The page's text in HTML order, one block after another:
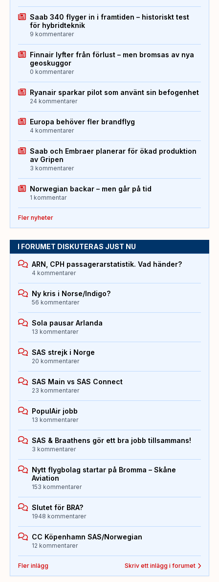
Saab 340 flyger in i framtiden – historiskt test
för hybridteknik
9 kommentarer
Finnair lyfter från förlust – men bromsas av nya
geoskuggor
0 kommentarer
Ryanair sparkar pilot som använt sin befogenhet
24 kommentarer
Europa behöver fler brandflyg
4 kommentarer
Saab och Embraer planerar för ökad produktion
av Gripen
3 kommentarer
Norwegian backar – men går på tid
1 kommentar
Fler nyheter
I FORUMET DISKUTERAS JUST NU
ARN, CPH passagerarstatistik. Vad händer?
4 kommentarer
Ny kris i Norse/Indigo?
56 kommentarer
Sola pausar Arlanda
13 kommentarer
SAS strejk i Norge
20 kommentarer
SAS Main vs SAS Connect
23 kommentarer
PopulAir jobb
13 kommentarer
SAS & Braathens gör ett bra jobb tillsammans!
3 kommentarer
Nytt flygbolag startar på Bromma – Skåne
Aviation
153 kommentarer
Slutet för BRA?
1948 kommentarer
CC Köpenhamn SAS/Norwegian
12 kommentarer
Fler inlägg Skriv ett inlägg i forumet